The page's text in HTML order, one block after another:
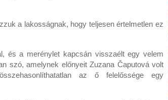
a lakosságnak, hogy teljesen értelmetlen ez
és a merénylet kapcsán visszaélt egy velem
szó, amelynek előnyeit Zuzana Čaputová volt
az ő felelőssége egy